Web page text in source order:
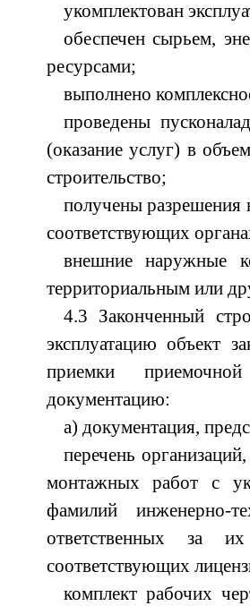
укомплектован
обеспечен сырьем,
ресурсами;
выполнено
проведены
(оказание услуг) в
строительство;
получены разрешения
соответствующих
внешние наружные
территориальным или
4.3 Законченный
эксплуатацию объект
приемки
документацию:
а) документация,
перечень
монтажных работ с
фамилий инженерно-
ответственных за
соответствующих
комплект рабочих